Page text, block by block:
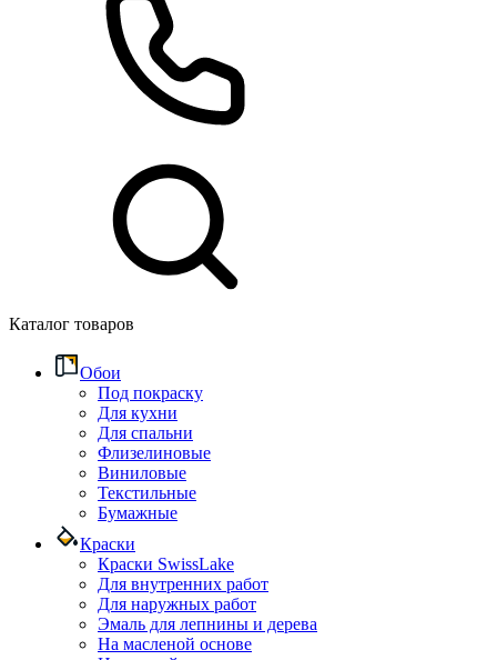
Каталог товаров
Обои
Под покраску
Для кухни
Для спальни
Флизелиновые
Виниловые
Текстильные
Бумажные
Краски
Краски SwissLake
Для внутренних работ
Для наружных работ
Эмаль для лепнины и дерева
На масленой основе